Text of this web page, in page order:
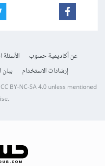
عن أكاديمية حسوب الأسئلة
إرشادات الاستخدام
CC BY-NC-SA 4.0unless mentioned